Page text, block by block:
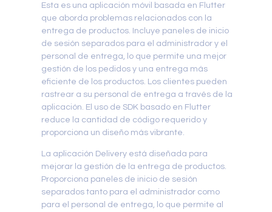
Esta es una aplicación móvil basada en Flutter
que aborda problemas relacionados con la
entrega de productos. Incluye paneles de inicio
de sesión separados para el administrador y el
personal de entrega, lo que permite una mejor
gestión de los pedidos y una entrega más
eficiente de los productos. Los clientes pueden
rastrear a su personal de entrega a través de la
aplicación. El uso de SDK basado en Flutter
reduce la cantidad de código requerido y
proporciona un diseño más vibrante.
La aplicación Delivery está diseñada para
mejorar la gestión de la entrega de productos.
Proporciona paneles de inicio de sesión
separados tanto para el administrador como
para el personal de entrega, lo que permite al